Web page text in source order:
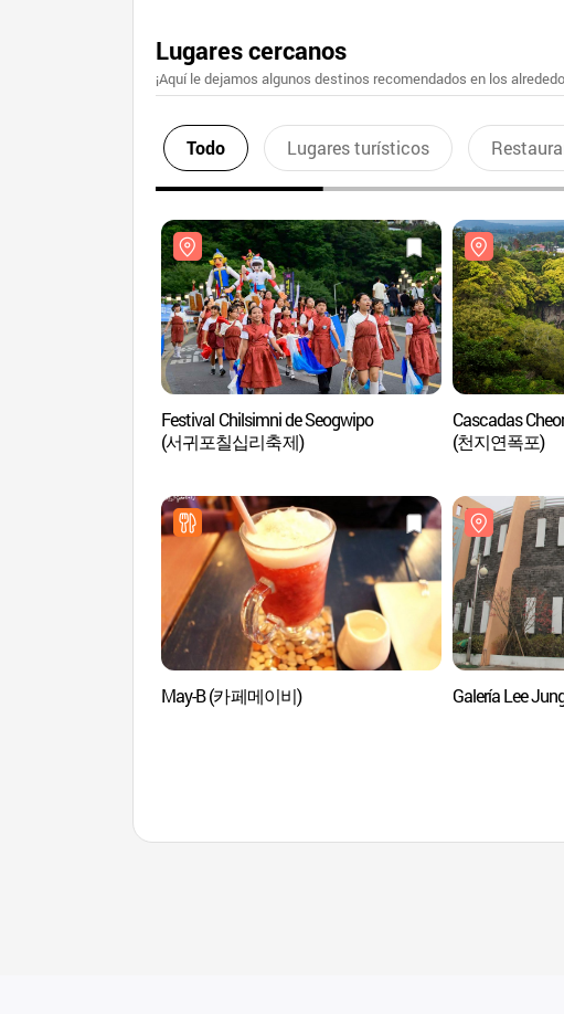
Lugares cercanos
¡Aquí le dejamos algunos destinos recomendados en los
Todo Lugares turísticos
Festival Chilsimni de Seogwipo
(서귀포칠십리축제)
Cascadas
(천지연폭포)
May-B (카페메이비) Galería Lee